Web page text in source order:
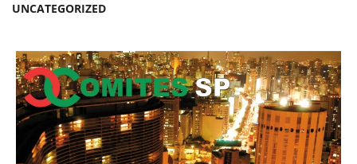
UNCATEGORIZED